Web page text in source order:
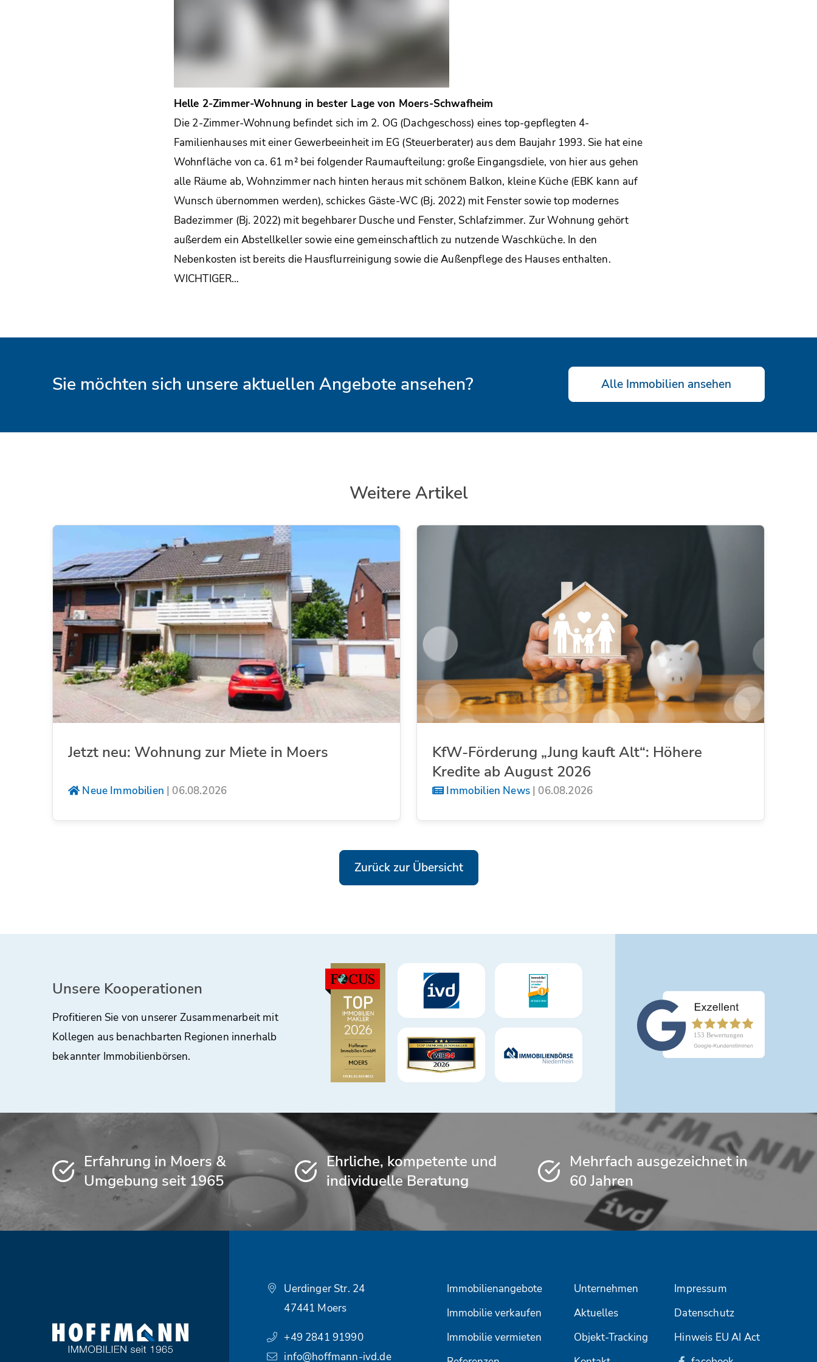
Helle 2-Zimmer-Wohnung in bester Lage von Moers-Schwafheim
Die 2-Zimmer-Wohnung befindet sich im 2. OG (Dachgeschoss) eines top-gepflegten 4-
Familienhauses mit einer Gewerbeeinheit im EG (Steuerberater) aus dem Baujahr 1993. Sie hat eine
Wohnfläche von ca. 61 m² bei folgender Raumaufteilung: große Eingangsdiele, von hier aus gehen
alle Räume ab, Wohnzimmer nach hinten heraus mit schönem Balkon, kleine Küche (EBK kann auf
Wunsch übernommen werden), schickes Gäste-WC (Bj. 2022) mit Fenster sowie top modernes
Badezimmer (Bj. 2022) mit begehbarer Dusche und Fenster, Schlafzimmer. Zur Wohnung gehört
außerdem ein Abstellkeller sowie eine gemeinschaftlich zu nutzende Waschküche. In den
Nebenkosten ist bereits die Hausflurreinigung sowie die Außenpflege des Hauses enthalten.
WICHTIGER…
Sie möchten sich unsere aktuellen Angebote ansehen? Alle Immobilien ansehen
Weitere Artikel
Jetzt neu: Wohnung zur Miete in Moers
Neue Immobilien | 06.08.2026
KfW-Förderung „Jung kauft Alt“: Höhere
Kredite ab August 2026
Immobilien News| 06.08.2026
Zurück zur Übersicht
Unsere Kooperationen
Profitieren Sie von unserer Zusammenarbeit mit
Kollegen aus benachbarten Regionen innerhalb
bekannter Immobilienbörsen.
Erfahrung in Moers &
Umgebung seit 1965
Ehrliche, kompetente und
individuelle Beratung
Mehrfach ausgezeichnet in
60 Jahren
Uerdinger Str. 24
47441 Moers
+49 2841 91990
info@hoffmann-ivd.de
Immobilienangebote
Unternehmen
Immobilie verkaufen
Aktuelles
Immobilie vermieten
Objekt-Tracking
Impressum
Datenschutz
Hinweis EU AI Act